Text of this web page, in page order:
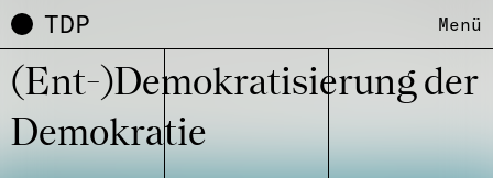
TDP Menü
(Ent-)Demo­kra­ti­sie­rung der
Demo­kra­tie